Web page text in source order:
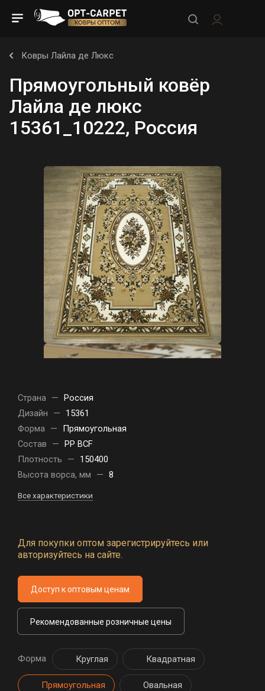
Ковры Лайла де Люкс
Прямоугольный ковёр
Лайла де люкс
15361_10222, Россия
Страна — Россия
Дизайн
—
15361
Форма —
Прямоугольная
Состав
— PP BCF
Плотность
—
150400
Высота ворса, мм
— 8
Все характеристики
Для покупки оптом зарегистрируйтесь или
авторизуйтесь на сайте.
Доступ к оптовым ценам
Рекомендованные розничные цены
Форма Круглая Квадратная
Прямоугольная Овальная